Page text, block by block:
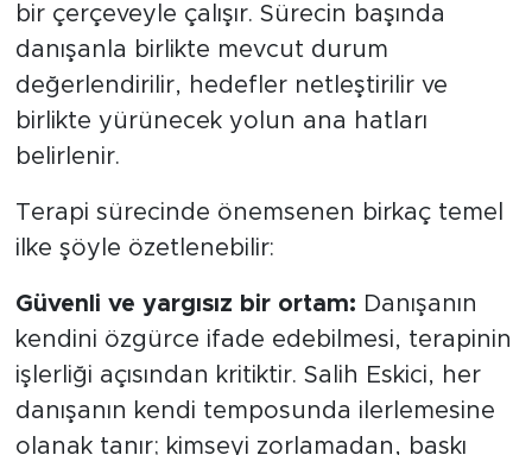
bir çerçeveyle çalışır. Sürecin başında
danışanla birlikte mevcut durum
değerlendirilir, hedefler netleştirilir ve
birlikte yürünecek yolun ana hatları
belirlenir.
Terapi sürecinde önemsenen birkaç temel
ilke şöyle özetlenebilir:
Güvenli ve yargısız bir ortam: Danışanın
kendini özgürce ifade edebilmesi, terapinin
işlerliği açısından kritiktir. Salih Eskici, her
danışanın kendi temposunda ilerlemesine
olanak tanır; kimseyi zorlamadan, baskı